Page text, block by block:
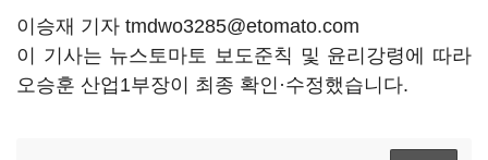
이승재 기자 tmdwo3285@etomato.com
이 기사는 뉴스토마토 보도준칙 및 윤리강령에 따라
오승훈 산업1부장이 최종 확인·수정했습니다.